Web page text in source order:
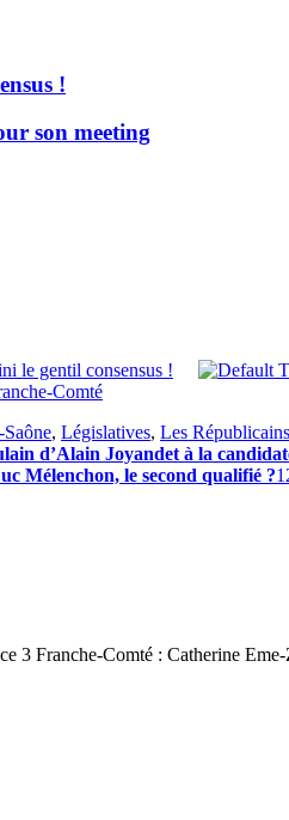
!
son meeting
le gentil consensus !
Comté
, Législatives, Les Républicains
d’Alain Joyandet à la
Mélenchon, le second qualifié ?
3 Franche-Comté : Catherine